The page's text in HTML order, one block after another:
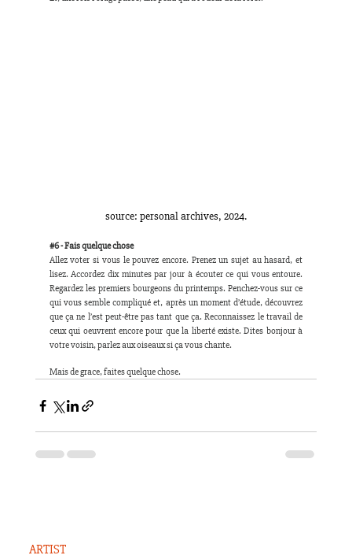
source: personal archives, 2024.
#6 - Fais quelque chose
Allez voter si vous le pouvez encore. Prenez un sujet au hasard, et
lisez. Accordez dix minutes par jour à écouter ce qui vous entoure.
Regardez les premiers bourgeons du printemps. Penchez-vous sur ce
qui vous semble compliqué et, après un moment d’étude, découvrez
que ça ne l’est peut-être pas tant que ça. Reconnaissez le travail de
ceux qui oeuvrent encore pour que la liberté existe. Dites bonjour à
votre voisin, parlez aux oiseaux si ça vous chante.
Mais de grace, faites quelque chose.
ARTIST